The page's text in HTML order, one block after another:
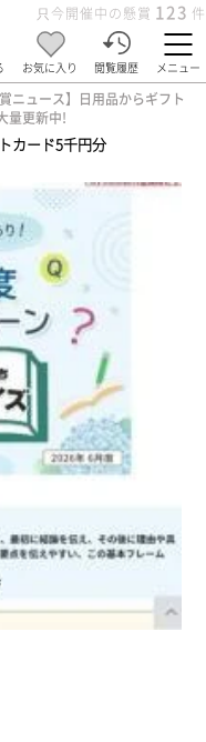
只今開催中の懸賞 123 件
お気に入り 閲覧履歴 メニュー
ニュース】日用品からギフト
量更新中!
カード5千円分